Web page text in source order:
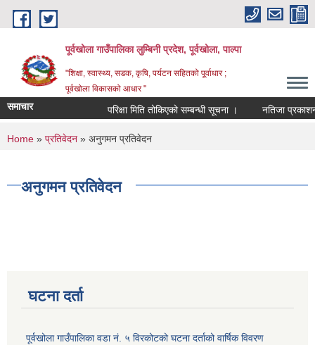
Skip to main content
पूर्वखोला गाउँपालिका लुम्बिनी प्रदेश, पूर्वखोला, पाल्पा
"शिक्षा, स्वास्थ्य, सडक, कृषि, पर्यटन सहितको पूर्वाधार ;
पूर्वखोला विकासको आधार "
समाचार परिक्षा मिति तोकिएको सम्बन्धी सूचना । नतिजा प्रकाशन
You are here
Home » प्रतिवेदन » अनुगमन प्रतिवेदन
अनुगमन प्रतिवेदन
घटना दर्ता
पूर्वखोला गाउँपालिका वडा नं. ५ विरकोटको घटना दर्ताको वार्षिक विवरण